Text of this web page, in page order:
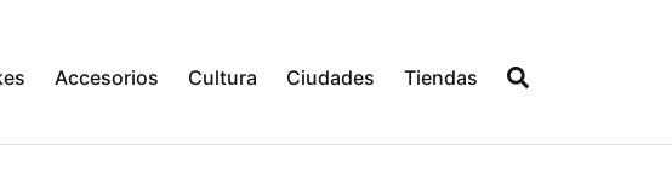
Accesorios Cultura Ciudades Tiendas